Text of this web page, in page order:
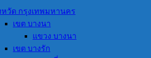
หวัด กรุงเทพมหานคร
เขต บางนา
แขวง บางนา
เขต บางรัก